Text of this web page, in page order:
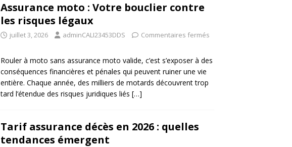
Assurance moto : Votre bouclier contre
les risques légaux
juillet 3, 2026 adminCALI23453DDS Commentaires fermés
Rouler à moto sans assurance moto valide, c’est s’exposer à des
conséquences financières et pénales qui peuvent ruiner une vie
entière. Chaque année, des milliers de motards découvrent trop
tard l’étendue des risques juridiques liés […]
Tarif assurance décès en 2026 : quelles
tendances émergent